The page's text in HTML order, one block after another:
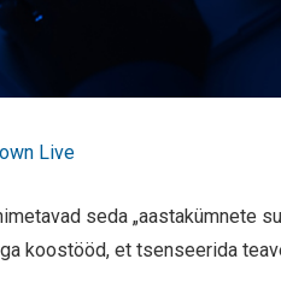
Live
seda „aastakümnete
koostööd, et tsenseerida